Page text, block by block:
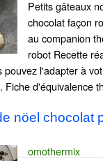
Petits gâteaux
chocolat façon
au companion
robot Recette
pouvez l'adapter à
Fiche d'équivalence
nöel chocolat
omothermix